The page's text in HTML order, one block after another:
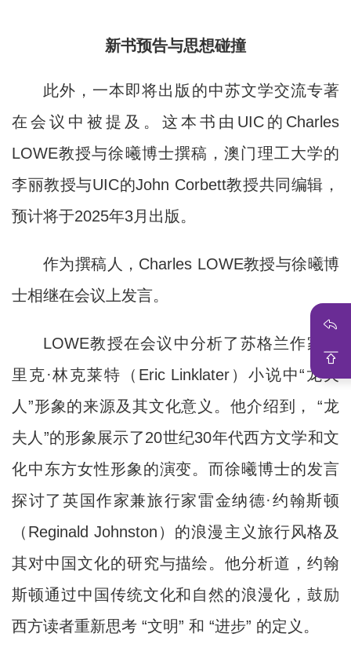
新书预告与思想碰撞
此外，一本即将出版的中苏文学交流专著
在会议中被提及。这本书由UIC的Charles
LOWE教授与徐曦博士撰稿，澳门理工大学的
李丽教授与UIC的John Corbett教授共同编辑，
预计将于2025年3月出版。
作为撰稿人，Charles LOWE教授与徐曦博
士相继在会议上发言。
LOWE教授在会议中分析了苏格兰作家埃
里克·林克莱特（Eric Linklater）小说中“龙夫
人”形象的来源及其文化意义。他介绍到， “龙
夫人”的形象展示了20世纪30年代西方文学和文
化中东方女性形象的演变。而徐曦博士的发言
探讨了英国作家兼旅行家雷金纳德·约翰斯顿
（Reginald Johnston）的浪漫主义旅行风格及
其对中国文化的研究与描绘。他分析道，约翰
斯顿通过中国传统文化和自然的浪漫化，鼓励
西方读者重新思考 “文明” 和 “进步” 的定义。